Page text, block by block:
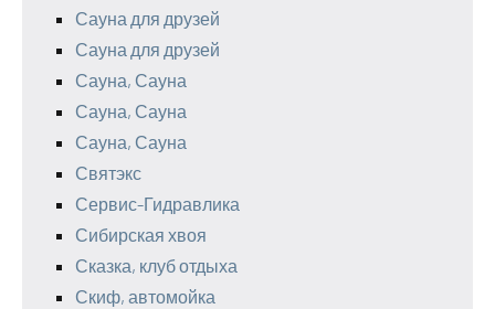
Сауна для друзей
Сауна для друзей
Сауна, Сауна
Сауна, Сауна
Сауна, Сауна
Святэкс
Сервис-Гидравлика
Сибирская хвоя
Сказка, клуб отдыха
Скиф, автомойка